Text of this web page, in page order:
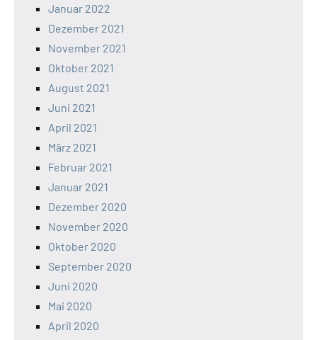
Januar 2022
Dezember 2021
November 2021
Oktober 2021
August 2021
Juni 2021
April 2021
März 2021
Februar 2021
Januar 2021
Dezember 2020
November 2020
Oktober 2020
September 2020
Juni 2020
Mai 2020
April 2020